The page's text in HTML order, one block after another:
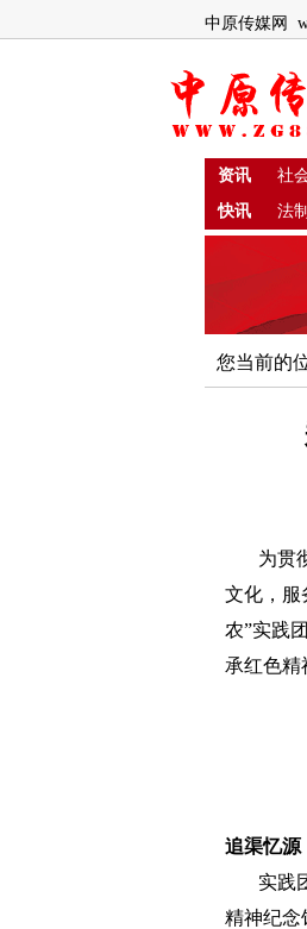
中原传媒网
资讯 社
快讯
法制
您当前的
为贯彻
文化，服
农”实践
承红色精
追渠忆源
实践团
精神纪念